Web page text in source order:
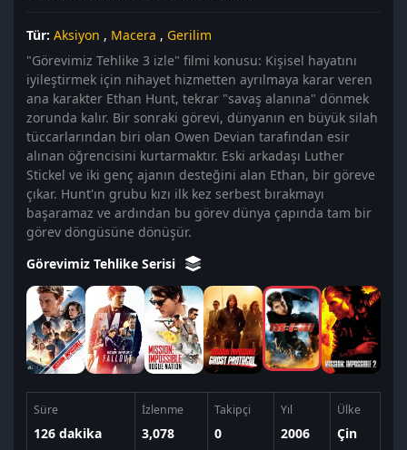
Tür: Aksiyon , Macera , Gerilim
"Görevimiz Tehlike 3 izle" filmi konusu: Kişisel hayatını
iyileştirmek için nihayet hizmetten ayrılmaya karar veren
ana karakter Ethan Hunt, tekrar "savaş alanına" dönmek
zorunda kalır. Bir sonraki görevi, dünyanın en büyük silah
tüccarlarından biri olan Owen Devian tarafından esir
alınan öğrencisini kurtarmaktır. Eski arkadaşı Luther
Stickel ve iki genç ajanın desteğini alan Ethan, bir göreve
çıkar. Hunt'ın grubu kızı ilk kez serbest bırakmayı
başaramaz ve ardından bu görev dünya çapında tam bir
görev döngüsüne dönüşür.
Görevimiz Tehlike Serisi
Süre
126 dakika
İzlenme
3,078
Takipçi
0
Yıl
2006
Ülke
Çin